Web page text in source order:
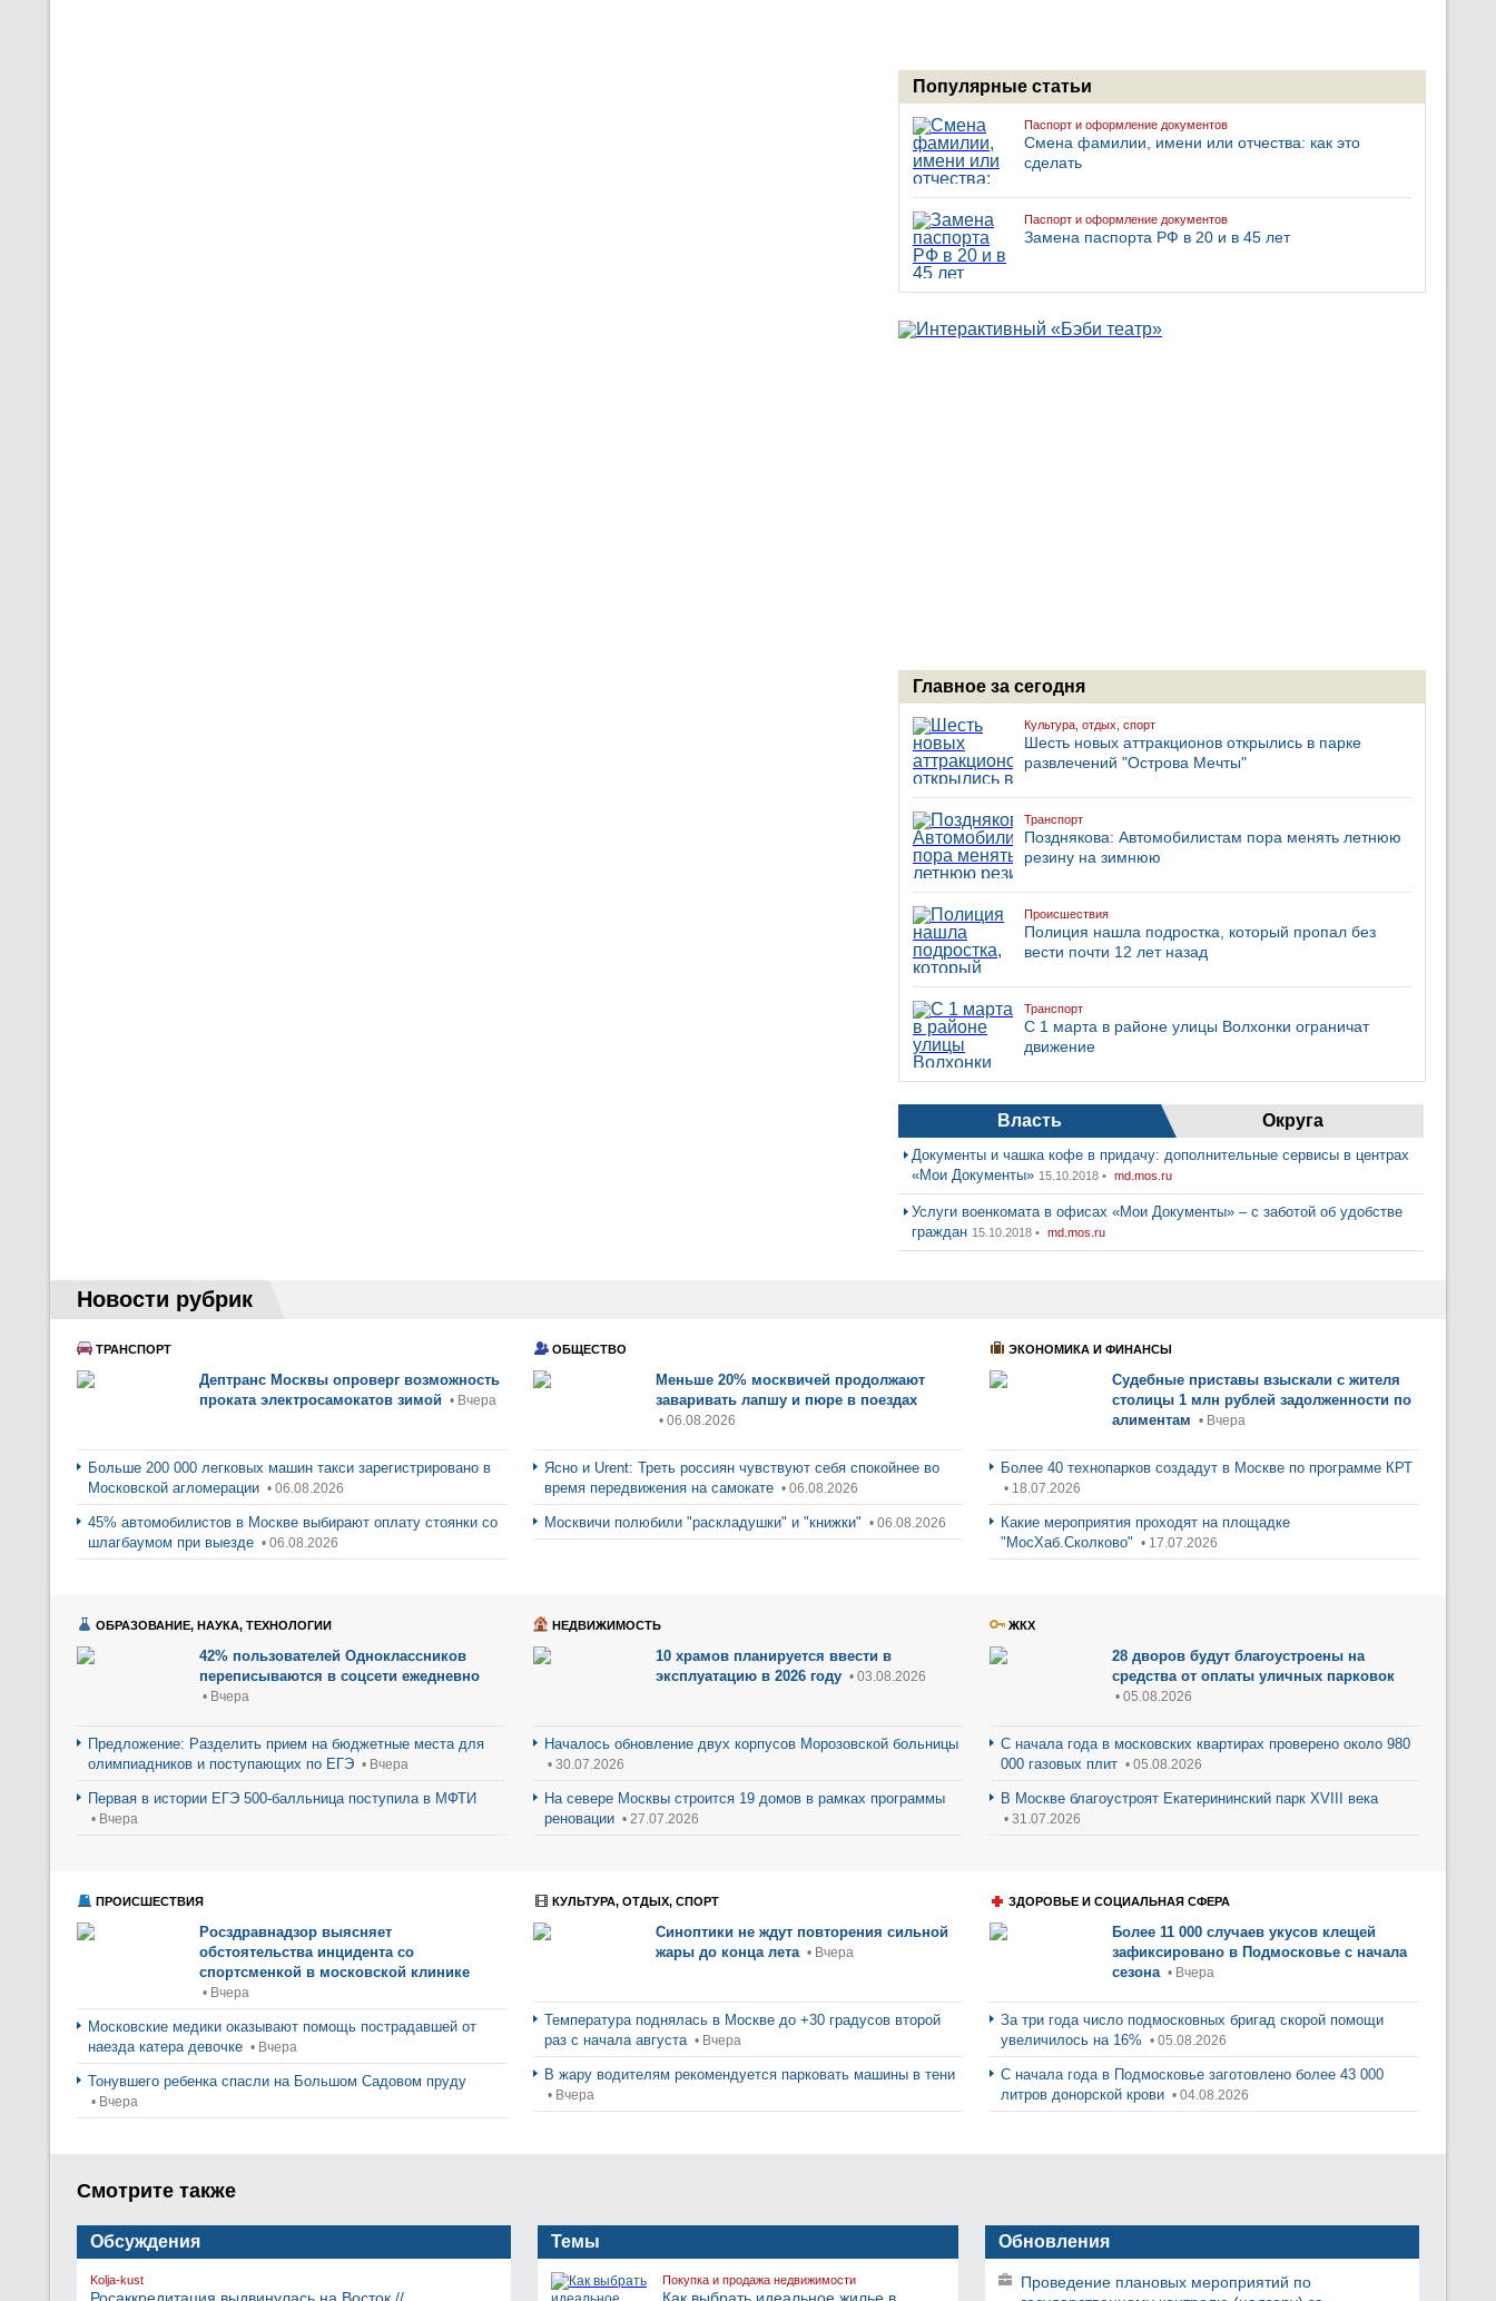
Популярные статьи
Паспорт и оформление документов
Смена фамилии, имени или отчества: как это
сделать
Паспорт и оформление документов
Замена паспорта РФ в 20 и в 45 лет
Главное за сегодня
Культура, отдых, спорт
Шесть новых аттракционов открылись в парке
развлечений "Острова Мечты"
Транспорт
Позднякова: Автомобилистам пора менять летнюю
резину на зимнюю
Происшествия
Полиция нашла подростка, который пропал без
вести почти 12 лет назад
Транспорт
С 1 марта в районе улицы Волхонки ограничат
движение
Власть Округа
Документы и чашка кофе в придачу: дополнительные сервисы в центрах
«Мои Документы» 15.10.2018 • md.mos.ru
Услуги военкомата в офисах «Мои Документы» – с заботой об удобстве
граждан 15.10.2018 • md.mos.ru
Новости рубрик
ТРАНСПОРТ
Дептранс Москвы опроверг возможность
проката электросамокатов зимой • Вчера
Больше 200 000 легковых машин такси зарегистрировано в
Московской агломерации • 06.08.2026
45% автомобилистов в Москве выбирают оплату стоянки со
шлагбаумом при выезде • 06.08.2026
ОБЩЕСТВО
Меньше 20% москвичей продолжают
заваривать лапшу и пюре в поездах
• 06.08.2026
Ясно и Urent: Треть россиян чувствуют себя спокойнее во
время передвижения на самокате • 06.08.2026
Москвичи полюбили "раскладушки" и "книжки" • 06.08.2026
ЭКОНОМИКА И ФИНАНСЫ
Судебные приставы взыскали с жителя
столицы 1 млн рублей задолженности по
алиментам • Вчера
Более 40 технопарков создадут в Москве по программе КРТ
• 18.07.2026
Какие мероприятия проходят на площадке
"МосХаб.Сколково" • 17.07.2026
ОБРАЗОВАНИЕ, НАУКА, ТЕХНОЛОГИИ
42% пользователей Одноклассников
переписываются в соцсети ежедневно
• Вчера
Предложение: Разделить прием на бюджетные места для
олимпиадников и поступающих по ЕГЭ • Вчера
Первая в истории ЕГЭ 500-балльница поступила в МФТИ
• Вчера
НЕДВИЖИМОСТЬ
10 храмов планируется ввести в
эксплуатацию в 2026 году • 03.08.2026
Началось обновление двух корпусов Морозовской больницы
• 30.07.2026
На севере Москвы строится 19 домов в рамках программы
реновации • 27.07.2026
ЖКХ
28 дворов будут благоустроены на
средства от оплаты уличных парковок
• 05.08.2026
С начала года в московских квартирах проверено около 980
000 газовых плит • 05.08.2026
В Москве благоустроят Екатерининский парк XVIII века
• 31.07.2026
ПРОИСШЕСТВИЯ
Росздравнадзор выясняет
обстоятельства инцидента со
спортсменкой в московской клинике
• Вчера
Московские медики оказывают помощь пострадавшей от
наезда катера девочке • Вчера
Тонувшего ребенка спасли на Большом Садовом пруду
• Вчера
КУЛЬТУРА, ОТДЫХ, СПОРТ
Синоптики не ждут повторения сильной
жары до конца лета • Вчера
Температура поднялась в Москве до +30 градусов второй
раз с начала августа • Вчера
В жару водителям рекомендуется парковать машины в тени
• Вчера
ЗДОРОВЬЕ И СОЦИАЛЬНАЯ СФЕРА
Более 11 000 случаев укусов клещей
зафиксировано в Подмосковье с начала
сезона • Вчера
За три года число подмосковных бригад скорой помощи
увеличилось на 16% • 05.08.2026
С начала года в Подмосковье заготовлено более 43 000
литров донорской крови • 04.08.2026
Смотрите также
Обсуждения
Kolja-kust
Темы
Покупка и продажа недвижимости
Обновления
Проведение плановых мероприятий по